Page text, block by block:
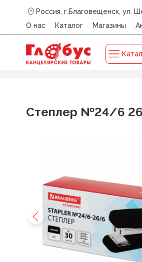
Россия, г.Благовещенск, ул.
О нас
Каталог Магазины
Главная /Каталог/ ОФИС.
Степлер №24/6